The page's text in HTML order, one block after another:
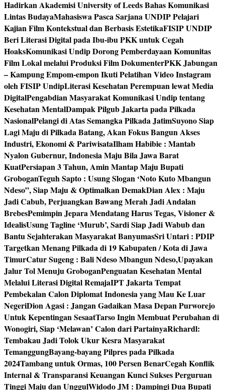
Hadirkan Akademisi University of Leeds Bahas Komunikasi
Lintas BudayaMahasiswa Pasca Sarjana UNDIP Pelajari
Kajian Film Kontekstual dan Berbasis EstetikaFISIP UNDIP
Beri Literasi Digital pada Ibu-ibu PKK untuk Cegah
HoaksKomunikasi Undip Dorong Pemberdayaan Komunitas
Film Lokal melalui Produksi Film DokumenterPKK Jabungan
– Kampung Empom-empon Ikuti Pelatihan Video Instagram
oleh FISIP UndipLiterasi Kesehatan Perempuan lewat Media
DigitalPengabdian Masyarakat Komunikasi Undip tentang
Kesehatan MentalDampak Pilgub Jakarta pada Pilkada
NasionalPelangi di Atas Semangka Pilkada JatimSuyono Siap
Lagi Maju di Pilkada Batang, Akan Fokus Bangun Akses
Industri, Ekonomi & PariwisataIlham Habibie : Mantab
Nyalon Gubernur, Indonesia Maju Bila Jawa Barat
KuatPersiapan 3 Tahun, Amin Mantap Maju Bupati
GroboganTeguh Sapto : Usung Slogan ‘Noto Kuto Mbangun
Ndeso”, Siap Maju & Optimalkan DemakDian Alex : Maju
Jadi Cabub, Perjuangkan Bawang Merah Jadi Andalan
BrebesPemimpin Jepara Mendatang Harus Tegas, Visioner &
IdealisUsung Tagline ‘Murub’, Sardi Siap Jadi Wabub dan
Bantu Sejahterakan Masyarakat BanyumasSri Untari : PDIP
Targetkan Menang Pilkada di 19 Kabupaten / Kota di Jawa
TimurCatur Sugeng : Bali Ndeso Mbangun Ndeso,Upayakan
Jalur Tol Menuju GroboganPenguatan Kesehatan Mental
Melalui Literasi Digital RemajaIPT Jakarta Tempat
Pembekalan Calon Diplomat Indonesia yang Mau Ke Luar
NegeriDion Agasi : Jangan Gadaikan Masa Depan Purworejo
Untuk Kepentingan SesaatTarso Ingin Membuat Perubahan di
Wonogiri, Siap ‘Melawan’ Calon dari PartainyaRichardl:
Tembakau Jadi Tolok Ukur Kesra Masyarakat
TemanggungBayang-bayang Pilpres pada Pilkada
2024Tambang untuk Ormas, 100 Persen BenarCegah Konflik
Internal & Transparansi Keuangan Kunci Sukses Perguruan
Tinggi Maju dan UnggulWidodo JM : Dampingi Dua Bupati